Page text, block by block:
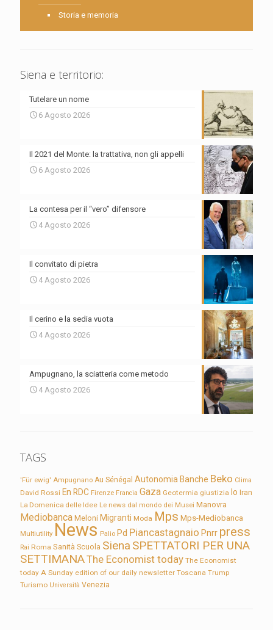
Storia e memoria
Siena e territorio:
Tutelare un nome
6 Agosto 2026
Il 2021 del Monte: la trattativa, non gli appelli
6 Agosto 2026
La contesa per il “vero” difensore
4 Agosto 2026
Il convitato di pietra
4 Agosto 2026
Il cerino e la sedia vuota
4 Agosto 2026
Ampugnano, la sciatteria come metodo
4 Agosto 2026
TAGS
'Für ewig' Ampugnano Au Sénégal Autonomia Banche Beko Clima
David Rossi En RDC Firenze Francia Gaza Geotermia giustizia Io Iran
La Domenica delle Idee Le news dal mondo dei Musei Manovra
Mediobanca Meloni Migranti Moda Mps Mps-Mediobanca
Multiutility News Palio Pd Piancastagnaio Pnrr press
Rai Roma Sanità Scuola Siena SPETTATORI PER UNA
SETTIMANAThe Economist today The Economist
today A Sunday edition of our daily newsletter Toscana Trump
Turismo Università Venezia